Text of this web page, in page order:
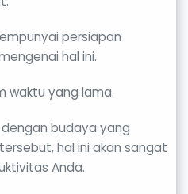
persiapan
hal ini.
waktu yang lama.
budaya yang
hal ini akan sangat
Anda.